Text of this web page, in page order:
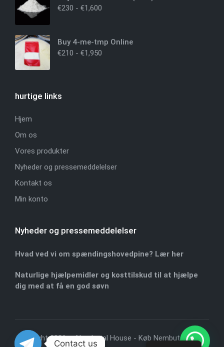
€230 - €1,600
Buy 4-me-tmp Online
€210 - €1,950
hurtige links
Hjem
Om os
Vores produkter
Nyheder og pressemeddelelser
Kontakt os
Min konto
Nyheder og pressemeddelelser
Hvad ved vi om spændingshovedpine? Lær her
Naturlige hjælpemidler og kosttilskud til at hjælpe
dig med at få en god søvn
Copyright 2026 — Nembutal House - Køb Nembutal online
Contact us